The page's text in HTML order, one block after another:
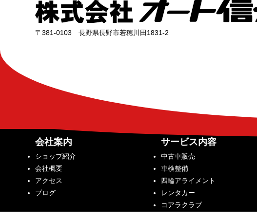
〒381-0103 長野県長野市若穂川田1831-2
会社案内
ショップ紹介
会社概要
アクセス
ブログ
サービス内容
中古車販売
車検整備
四輪アライメント
レンタカー
コアラクラブ